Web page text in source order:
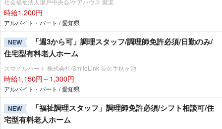
時給1,200円
アルバイト・パート / 愛知県
NEW
「週3から可」調理スタッフ/調理師免許必須/日勤のみ/
住宅型有料老人ホーム
スマイルハート 株式会社/SmileLink 長久手杁ヶ池
時給1,150円～1,300円
アルバイト・パート / 愛知県
NEW
「福祉調理スタッフ」調理師免許必須/シフト相談可/住
宅型有料老人ホーム